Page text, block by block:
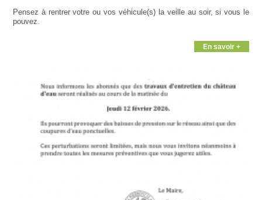
Pensez à rentrer votre ou vos véhicule(s) la veille au soir, si vous le
pouvez.
En savoir +